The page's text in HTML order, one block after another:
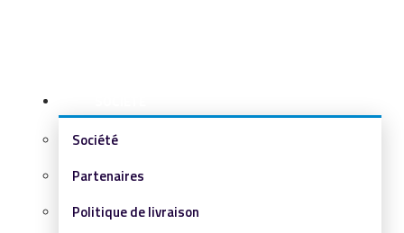
Société
Partenaires
Politique de livraison